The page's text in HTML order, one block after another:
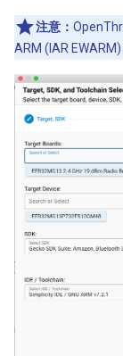
注意：
ARM (IAR EWARM)